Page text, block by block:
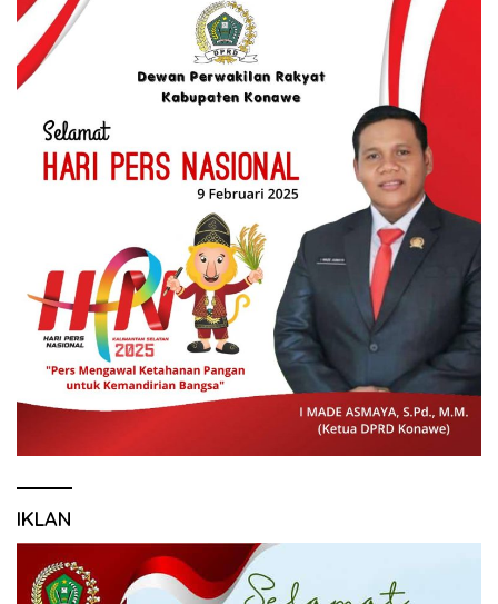
IKLAN